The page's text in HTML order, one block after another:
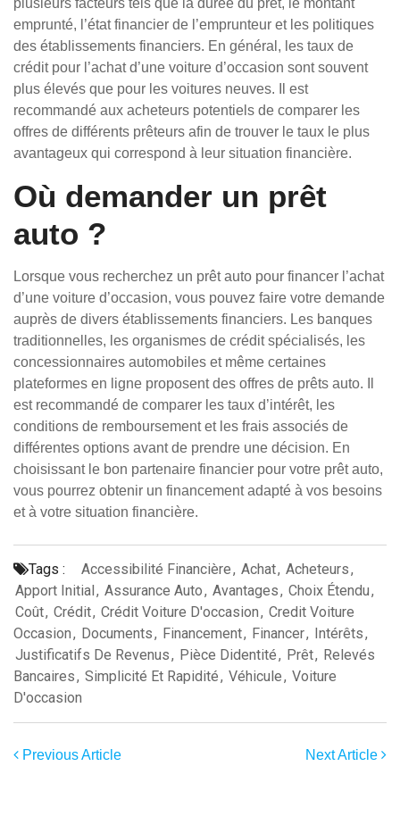
plusieurs facteurs tels que la durée du prêt, le montant
emprunté, l’état financier de l’emprunteur et les politiques
des établissements financiers. En général, les taux de
crédit pour l’achat d’une voiture d’occasion sont souvent
plus élevés que pour les voitures neuves. Il est
recommandé aux acheteurs potentiels de comparer les
offres de différents prêteurs afin de trouver le taux le plus
avantageux qui correspond à leur situation financière.
Où demander un prêt
auto ?
Lorsque vous recherchez un prêt auto pour financer l’achat
d’une voiture d’occasion, vous pouvez faire votre demande
auprès de divers établissements financiers. Les banques
traditionnelles, les organismes de crédit spécialisés, les
concessionnaires automobiles et même certaines
plateformes en ligne proposent des offres de prêts auto. Il
est recommandé de comparer les taux d’intérêt, les
conditions de remboursement et les frais associés de
différentes options avant de prendre une décision. En
choisissant le bon partenaire financier pour votre prêt auto,
vous pourrez obtenir un financement adapté à vos besoins
et à votre situation financière.
Tags : Accessibilité Financière, Achat, Acheteurs,
Apport Initial, Assurance Auto, Avantages, Choix Étendu,
Coût, Crédit, Crédit Voiture D'occasion, Credit Voiture
Occasion, Documents, Financement, Financer, Intérêts,
Justificatifs De Revenus, Pièce Didentité, Prêt, Relevés
Bancaires, Simplicité Et Rapidité, Véhicule, Voiture
D'occasion
Previous Article Next Article